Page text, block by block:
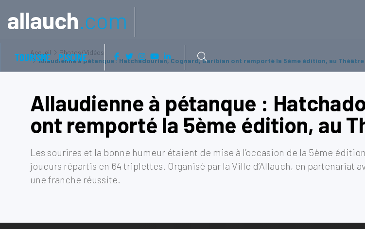
allauch.com
TOURISME PISCINE
Accueil
Photos/Vidéos
Allaudienne à pétanque : Hatchadourian, Cognard, Garibian ont remporté la 5ème édition, au
Allaudienne à pétanque :
ont remporté la 5ème édition, au
Les sourires et la bonne humeur étaient de mise à l’occasion de la 5ème
joueurs répartis en 64 triplettes. Organisé par la Ville d’Allauch, en partenariat
une franche réussite.